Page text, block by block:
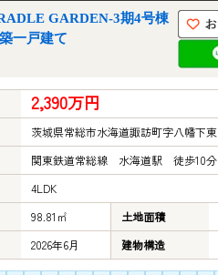
GARDEN-3期4号棟
一戸建て
2,390万円
茨城県常総市水海道諏訪町字八幡下東
関東鉄道常総線 水海道駅 徒歩10分
4LDK
98.81㎡ 土地面積
2026年6月 建物構造